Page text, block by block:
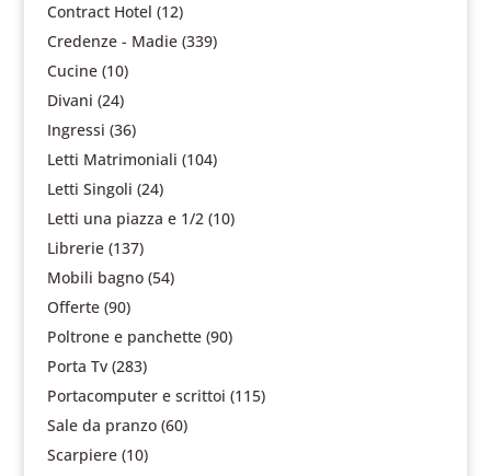
Contract Hotel (12)
Credenze - Madie (339)
Cucine (10)
Divani (24)
Ingressi (36)
Letti Matrimoniali (104)
Letti Singoli (24)
Letti una piazza e 1/2 (10)
Librerie (137)
Mobili bagno (54)
Offerte (90)
Poltrone e panchette (90)
Porta Tv (283)
Portacomputer e scrittoi (115)
Sale da pranzo (60)
Scarpiere (10)